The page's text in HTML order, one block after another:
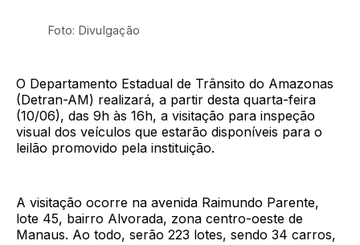
Foto: Divulgação
O Departamento Estadual de Trânsito do Amazonas
(Detran-AM) realizará, a partir desta quarta-feira
(10/06), das 9h às 16h, a visitação para inspeção
visual dos veículos que estarão disponíveis para o
leilão promovido pela instituição.
A visitação ocorre na avenida Raimundo Parente,
lote 45, bairro Alvorada, zona centro-oeste de
Manaus. Ao todo, serão 223 lotes, sendo 34 carros,